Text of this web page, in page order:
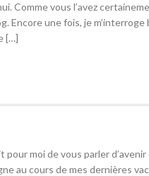
Comme vous l’avez
Encore une fois, je
[…]
moi de vous parler
au cours de mes dernières